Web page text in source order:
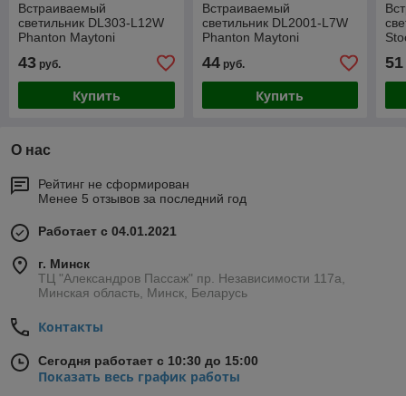
Встраиваемый
светильник DL303-L12W
Phanton Maytoni
43 руб.
Купить
Встраиваемый
светильник DL2001-L7W
Phanton Maytoni
44руб.
Купить
51
О нас
Рейтинг не сформирован
Менее 5 отзывов за последний год
Работает с 04.01.2021
г. Минск
ТЦ "Александров Пассаж" пр. Независимости 117а,
Минская область, Минск, Беларусь
Контакты
Сегодня работает с 10:30 до 15:00
Показать весь график работы